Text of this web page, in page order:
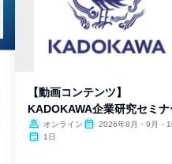
【動画コンテンツ】
KADOKAWA企業研究セミナ
オンライン
2026年8月・9月・
1日